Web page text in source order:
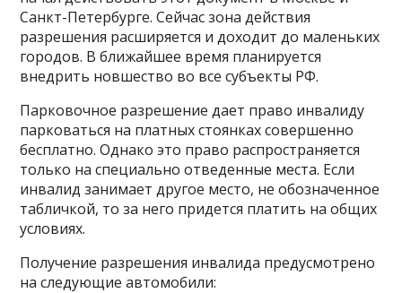
Санкт-Петербурге. Сейчас зона действия
разрешения расширяется и доходит до маленьких
городов. В ближайшее время планируется
внедрить новшество во все субъекты РФ.
Парковочное разрешение дает право инвалиду
парковаться на платных стоянках совершенно
бесплатно. Однако это право распространяется
только на специально отведенные места. Если
инвалид занимает другое место, не обозначенное
табличкой, то за него придется платить на общих
условиях.
Получение разрешения инвалида предусмотрено
на следующие автомобили: